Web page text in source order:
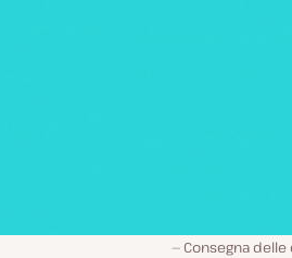
Consegna delle